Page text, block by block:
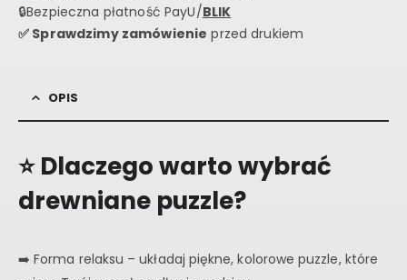
🔒Bezpieczna płatność PayU/BLIK
✅ Sprawdzimy zamówienie przed drukiem
OPIS
⭐ Dlaczego warto wybrać
drewniane puzzle?
➡️️️ Forma relaksu – układaj piękne, kolorowe puzzle, które